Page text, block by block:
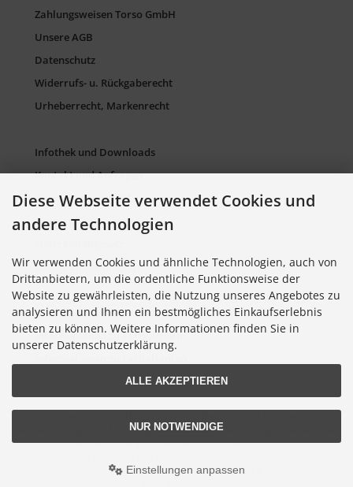
Zahlungsweisen Torso GmbH
Unsere AGB
Datenschutz
Widerrufs- u. Rückgaberecht
Urheberrecht, Markenrecht
Infothek und Downloads
Kontakt und Anfragen
Verpackung und Entsorgung
Sitemap Torso.de
Cookie Einstellungen
Informationen zu Farbkarten
Informationen zu Farbfächern
Alle Preise exkl. gesetzl. MwSt. zzgl.Versandkosten. Die durchgestrichenen Preise
entsprechen dem bisherigen Preis bei Torso GmbH Farbkarten-Shop.
modified eCommerce Shopsoftware © 2009-2026 • Design & Programmierung
Diese Webseite verwendet Cookies und
andere Technologien
Wir verwenden Cookies und ähnliche Technologien, auch von
Drittanbietern, um die ordentliche Funktionsweise der
Website zu gewährleisten, die Nutzung unseres Angebotes zu
analysieren und Ihnen ein bestmögliches Einkaufserlebnis
bieten zu können. Weitere Informationen finden Sie in
unserer Datenschutzerklärung.
ALLE AKZEPTIEREN
NUR NOTWENDIGE
Einstellungen anpassen